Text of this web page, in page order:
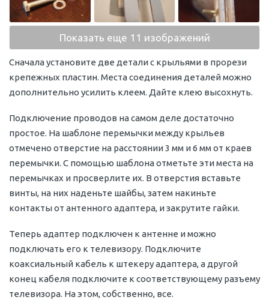
Показать еще 11 изображений
Сначала установите две детали с крыльями в прорези
крепежных пластин. Места соединения деталей можно
дополнительно усилить клеем. Дайте клею высохнуть.
Подключение проводов на самом деле достаточно
простое. На шаблоне перемычки между крыльев
отмечено отверстие на расстоянии 3 мм и 6 мм от краев
перемычки. С помощью шаблона отметьте эти места на
перемычках и просверлите их. В отверстия вставьте
винты, на них наденьте шайбы, затем накиньте
контакты от антенного адаптера, и закрутите гайки.
Теперь адаптер подключен к антенне и можно
подключать его к телевизору. Подключите
коаксиальный кабель к штекеру адаптера, а другой
конец кабеля подключите к соответствующему разъему
телевизора. На этом, собственно, все.